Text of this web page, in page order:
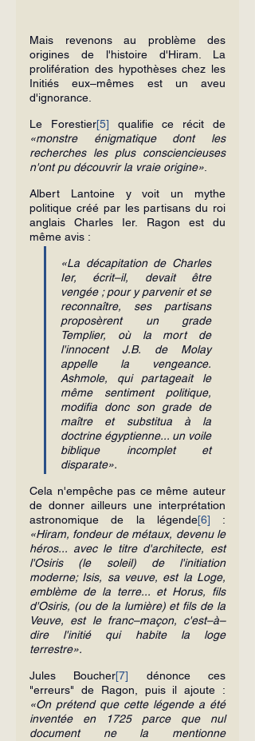
Mais revenons au problème des
origines de l'histoire d'Hiram. La
prolifération des hypothèses chez les
Initiés eux–mêmes est un aveu
d'ignorance.
Le Forestier[5]
«monstre énigmatique dont les
recherches les plus consciencieuses
n'ont pu découvrir la vraie origine»
Albert Lantoine y voit un mythe
politique créé par les partisans du roi
anglais Charles Ier. Ragon est du
même avis :
«La décapitation de Charles
Ier, écrit–il, devait être
vengée ; pour y parvenir et se
reconnaître, ses partisans
proposèrent un grade
Templier, où la mort de
l'innocent J.B. de Molay
appelle la vengeance.
Ashmole, qui partageait le
même sentiment politique,
modifia donc son grade de
maître et substitua à la
doctrine égyptienne... un voile
biblique incomplet et
disparate».
Cela n'empêche pas ce même auteur
de donner ailleurs une interprétation
astronomique de la légende[6]
«Hiram, fondeur de métaux, devenu le
héros... avec le titre d'architecte, est
l'Osiris (le soleil) de l'initiation
moderne; Isis, sa veuve, est la Loge,
emblème de la terre... et Horus, fils
d'Osiris, (ou de la lumière) et fils de la
Veuve, est le franc–maçon, c'est–à–
dire l'initié qui habite la loge
terrestre».
Jules Boucher[7] dénonce ces
«On prétend que cette légende a été
inventée en 1725 parce que nul
document ne la mentionne